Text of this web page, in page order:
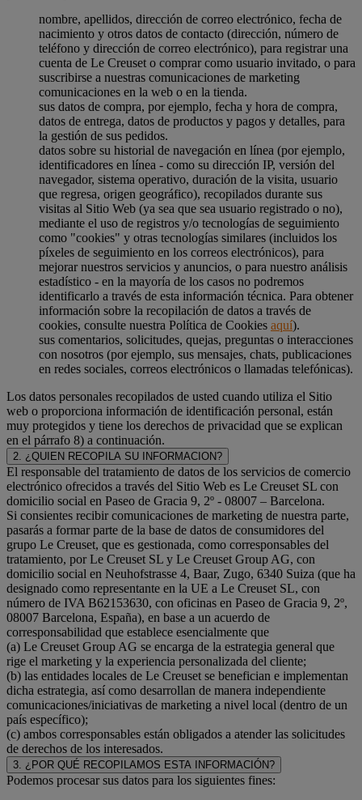
nombre, apellidos, dirección de correo electrónico, fecha de
nacimiento y otros datos de contacto (dirección, número de
teléfono y dirección de correo electrónico), para registrar una
cuenta de Le Creuset o comprar como usuario invitado, o para
suscribirse a nuestras comunicaciones de marketing
comunicaciones en la web o en la tienda.
sus datos de compra, por ejemplo, fecha y hora de compra,
datos de entrega, datos de productos y pagos y detalles, para
la gestión de sus pedidos.
datos sobre su historial de navegación en línea (por ejemplo,
identificadores en línea - como su dirección IP, versión del
navegador, sistema operativo, duración de la visita, usuario
que regresa, origen geográfico), recopilados durante sus
visitas al Sitio Web (ya sea que sea usuario registrado o no),
mediante el uso de registros y/o tecnologías de seguimiento
como "cookies" y otras tecnologías similares (incluidos los
píxeles de seguimiento en los correos electrónicos), para
mejorar nuestros servicios y anuncios, o para nuestro análisis
estadístico - en la mayoría de los casos no podremos
identificarlo a través de esta información técnica. Para obtener
información sobre la recopilación de datos a través de
cookies, consulte nuestra Política de Cookies aquí).
sus comentarios, solicitudes, quejas, preguntas o interacciones
con nosotros (por ejemplo, sus mensajes, chats, publicaciones
en redes sociales, correos electrónicos o llamadas telefónicas).
Los datos personales recopilados de usted cuando utiliza el Sitio
web o proporciona información de identificación personal, están
muy protegidos y tiene los derechos de privacidad que se explican
en el párrafo 8) a continuación.
2. ¿QUIEN RECOPILA SU INFORMACION?
El responsable del tratamiento de datos de los servicios de comercio
electrónico ofrecidos a través del Sitio Web es Le Creuset SL con
domicilio social en Paseo de Gracia 9, 2º - 08007 – Barcelona.
Si consientes recibir comunicaciones de marketing de nuestra parte,
pasarás a formar parte de la base de datos de consumidores del
grupo Le Creuset, que es gestionada, como corresponsables del
tratamiento, por Le Creuset SL y Le Creuset Group AG, con
domicilio social en Neuhofstrasse 4, Baar, Zugo, 6340 Suiza (que ha
designado como representante en la UE a Le Creuset SL, con
número de IVA B62153630, con oficinas en Paseo de Gracia 9, 2º,
08007 Barcelona, España), en base a un acuerdo de
corresponsabilidad que establece esencialmente que
(a) Le Creuset Group AG se encarga de la estrategia general que
rige el marketing y la experiencia personalizada del cliente;
(b) las entidades locales de Le Creuset se benefician e implementan
dicha estrategia, así como desarrollan de manera independiente
comunicaciones/iniciativas de marketing a nivel local (dentro de un
país específico);
(c) ambos corresponsables están obligados a atender las solicitudes
de derechos de los interesados.
3. ¿POR QUÉ RECOPILAMOS ESTA INFORMACIÓN?
Podemos procesar sus datos para los siguientes fines: